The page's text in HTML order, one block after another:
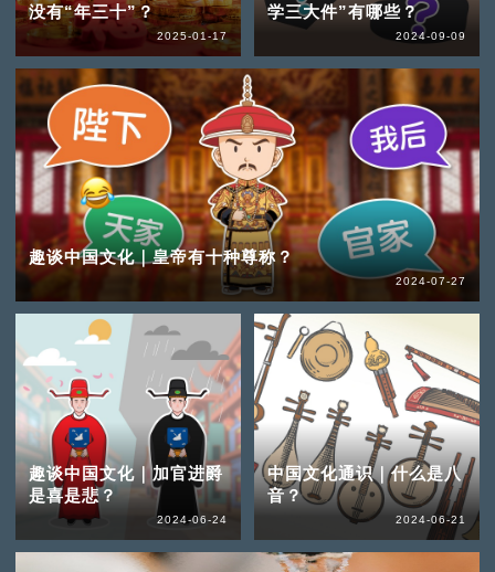
没有“年三十”？
2025-01-17
学三大件”有哪些？
2024-09-09
趣谈中国文化｜皇帝有十种尊称？
2024-07-27
趣谈中国文化｜加官进爵
是喜是悲？
2024-06-24
中国文化通识｜什么是八
音？
2024-06-21